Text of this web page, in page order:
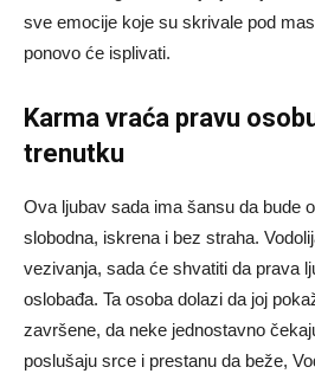
sve emocije koje su skrivale pod
ponovo će isplivati.
Karma vraća pravu
trenutku
Ova ljubav sada ima šansu da bude
slobodna, iskrena i bez straha.
vezivanja, sada će shvatiti da prava
oslobađa. Ta osoba dolazi da joj
završene, da neke jednostavno
poslušaju srce i prestanu da beže,